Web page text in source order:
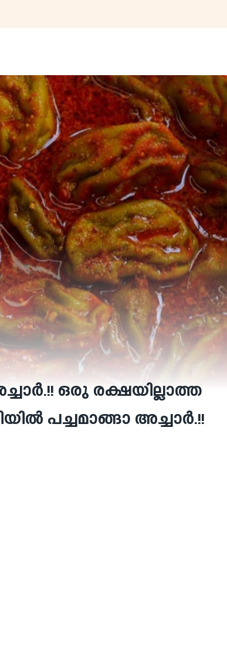
ഒരു രക്ഷയില്ലാത്ത
പച്ചമാങ്ങാ അച്ചാർ.!!